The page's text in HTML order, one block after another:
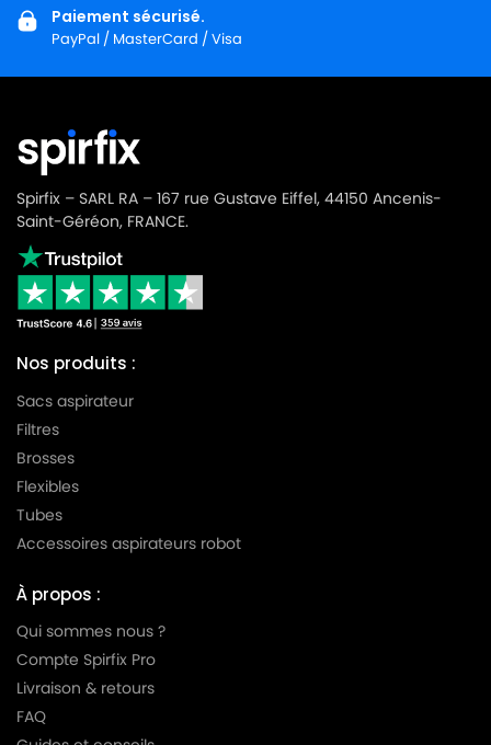
Paiement sécurisé.
PayPal / MasterCard / Visa
Spirfix – SARL RA – 167 rue Gustave Eiffel, 44150 Ancenis-
Saint-Géréon, FRANCE.
Nos produits :
Sacs aspirateur
Filtres
Brosses
Flexibles
Tubes
Accessoires aspirateurs robot
À propos :
Qui sommes nous ?
Compte Spirfix Pro
Livraison & retours
FAQ